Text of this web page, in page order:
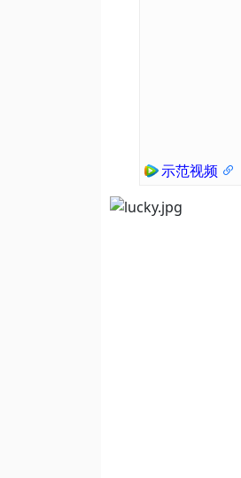
示范视频